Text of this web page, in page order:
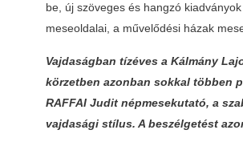
be, új szöveges és hangzó
meseoldalai, a művelődési házak
Vajdaságban tízéves a Kálmány
körzetben azonban sokkal többen
RAFFAI Judit népmesekutató, a
vajdasági stílus. A beszélgetést